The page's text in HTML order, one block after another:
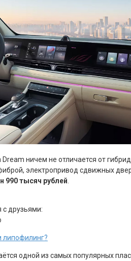
ничем не отличается от
электропривод сдвижных
990 тысяч рублей.
с друзьями:
липофилинг?
одной из самых популярных